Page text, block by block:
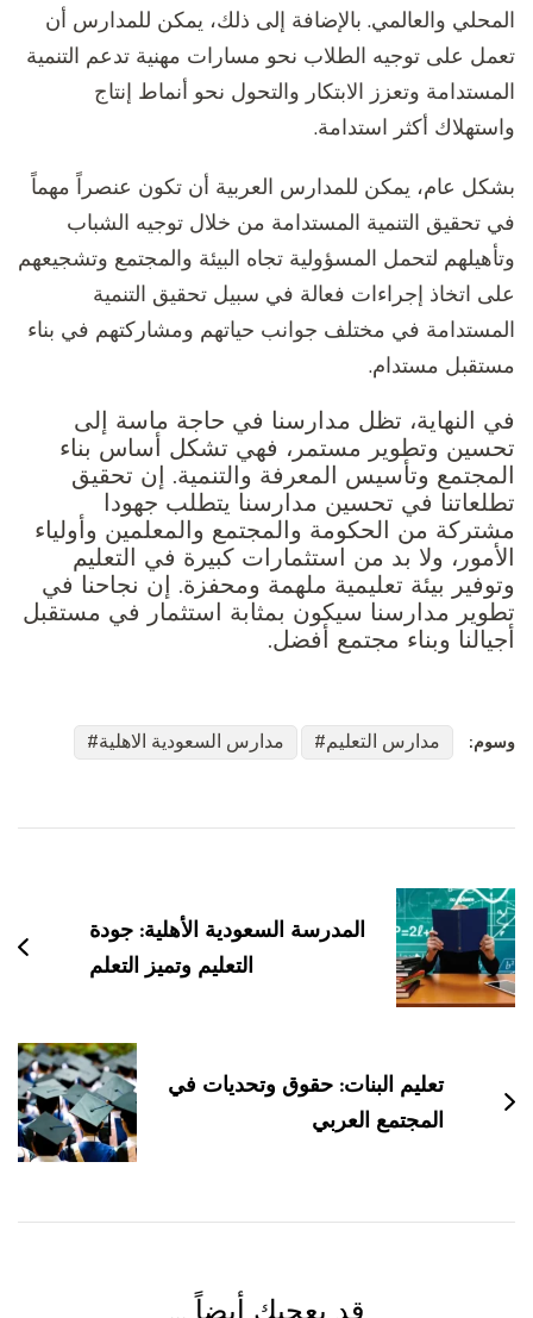
المحلي والعالمي. بالإضافة إلى ذلك، يمكن للمدارس أن
تعمل على توجيه الطلاب نحو مسارات مهنية تدعم التنمية
المستدامة وتعزز الابتكار والتحول نحو أنماط إنتاج
واستهلاك أكثر استدامة.
بشكل عام، يمكن للمدارس العربية أن تكون عنصراً مهماً
في تحقيق التنمية المستدامة من خلال توجيه الشباب
وتأهيلهم لتحمل المسؤولية تجاه البيئة والمجتمع وتشجيعهم
على اتخاذ إجراءات فعالة في سبيل تحقيق التنمية
المستدامة في مختلف جوانب حياتهم ومشاركتهم في بناء
مستقبل مستدام.
في النهاية، تظل مدارسنا في حاجة ماسة إلى
تحسين وتطوير مستمر، فهي تشكل أساس بناء
المجتمع وتأسيس المعرفة والتنمية. إن تحقيق
تطلعاتنا في تحسين مدارسنا يتطلب جهودا
مشتركة من الحكومة والمجتمع والمعلمين وأولياء
الأمور، ولا بد من استثمارات كبيرة في التعليم
وتوفير بيئة تعليمية ملهمة ومحفزة. إن نجاحنا في
تطوير مدارسنا سيكون بمثابة استثمار في مستقبل
أجيالنا وبناء مجتمع أفضل.
وسوم: مدارس التعليم مدارس السعودية الاهلية
بين
التدوينات
المدرسة السعودية الأهلية: جودة
التعليم وتميز التعلم
تعليم البنات: حقوق وتحديات في
المجتمع العربي
قد يعجبك أيضاً ...